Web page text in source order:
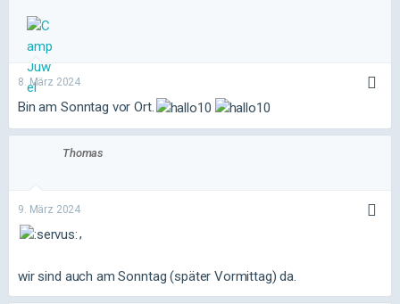
8. März 2024
Bin am Sonntag vor Ort.
Thomas
9. März 2024
,
wir sind auch am Sonntag (später Vormittag) da.